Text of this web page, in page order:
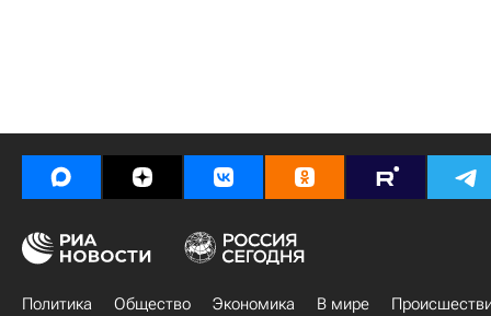
Политика Общество Экономика В мире